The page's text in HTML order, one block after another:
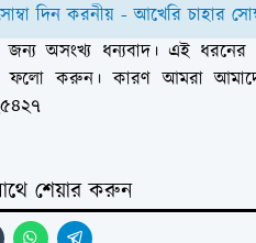
দিন করনীয় -আখেরি চাহার
জন্য অসংখ্য ধন্যবাদ। এই
ফলো করুন। কারণ আমরা
শেয়ার করুন